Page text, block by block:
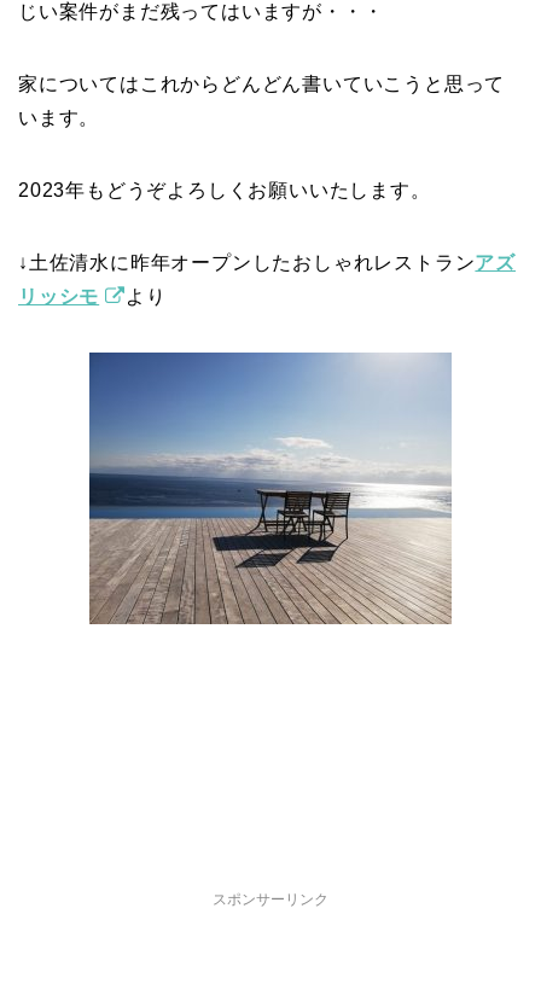
じい案件がまだ残ってはいますが・・・
家についてはこれからどんどん書いていこうと思って
います。
2023年もどうぞよろしくお願いいたします。
↓土佐清水に昨年オープンしたおしゃれレストランアズ
リッシモ
より
スポンサーリンク